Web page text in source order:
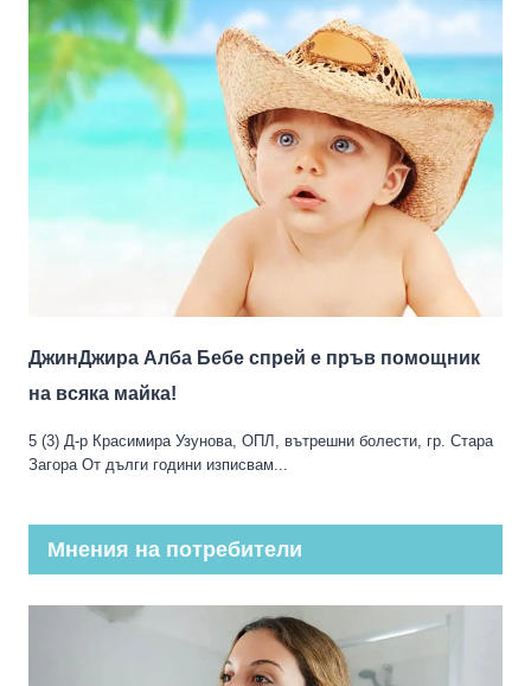
ДжинДжира Алба Бебе спрей е пръв помощник
на всяка майка!
5 (3) Д-р Красимира Узунова, ОПЛ, вътрешни болести, гр. Стара
Загора От дълги години изписвам...
Мнения на потребители